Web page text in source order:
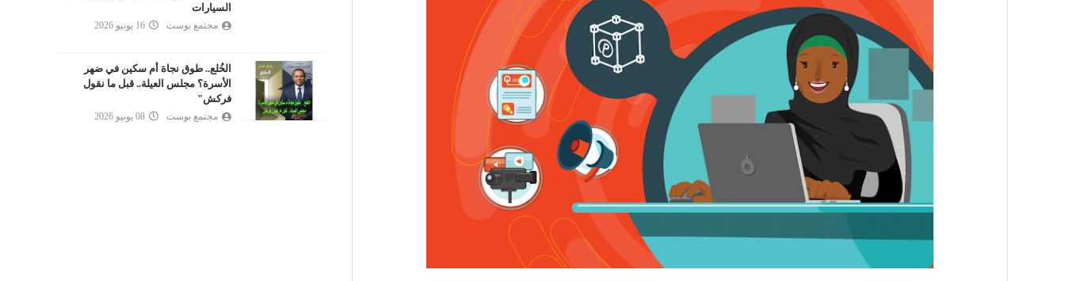
مصيدة الشاشات.. لما التكنولوجيا تسحب
أسرة
مصيدة الشاشات.. لما التكنولوجيا تسحب
السيارات
مجتمع بوست 16 يونيو 2026
الخُلع.. طوق نجاة أم سكين في ضهر
الأسرة؟ مجلس العيلة.. قبل ما نقول
فركش"
مجتمع بوست 08 يونيو 2026